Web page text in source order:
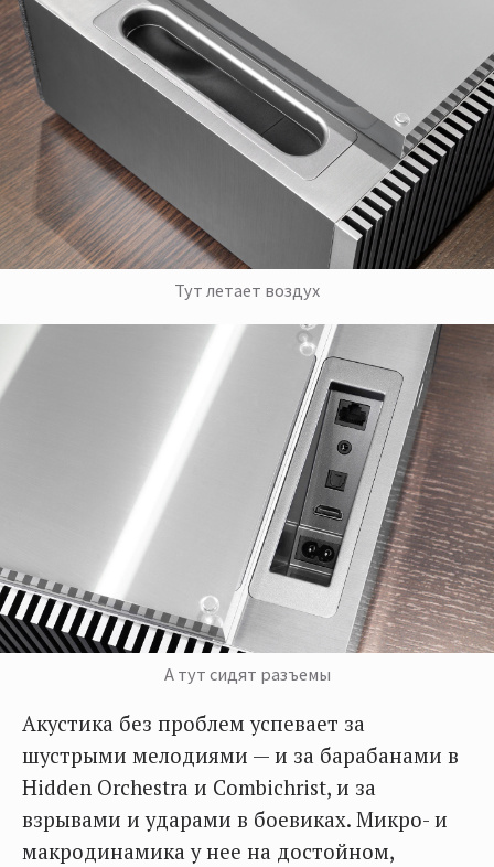
Тут летает воздух
А тут сидят разъемы
Акустика без проблем успевает за
шустрыми мелодиями — и за барабанами в
Hidden Orchestra и Combichrist, и за
взрывами и ударами в боевиках. Микро- и
макродинамика у нее на достойном,